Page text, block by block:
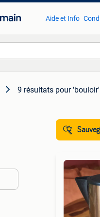
Aide et Info
9 résultats pour 'bouloir'